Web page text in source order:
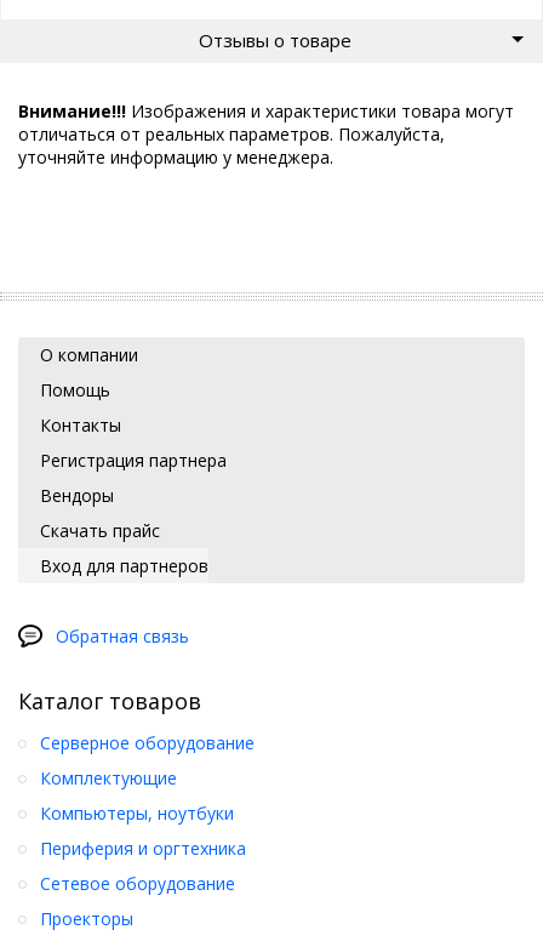
Отзывы о товаре
Внимание!!! Изображения и характеристики товара могут
отличаться от реальных параметров. Пожалуйста,
уточняйте информацию у менеджера.
О компании
Помощь
Контакты
Регистрация партнера
Вендоры
Скачать прайс
Вход для партнеров
Обратная связь
Каталог товаров
Серверное оборудование
Комплектующие
Компьютеры, ноутбуки
Периферия и оргтехника
Сетевое оборудование
Проекторы